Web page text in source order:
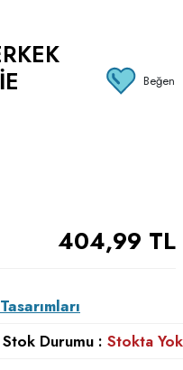
Beğen
404,99 TL
Stok Durumu : Stokta Yok